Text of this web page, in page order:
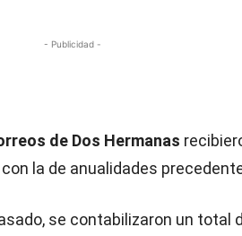
- Publicidad -
de Dos Hermanas
la de anualidades
se contabilizaron un total